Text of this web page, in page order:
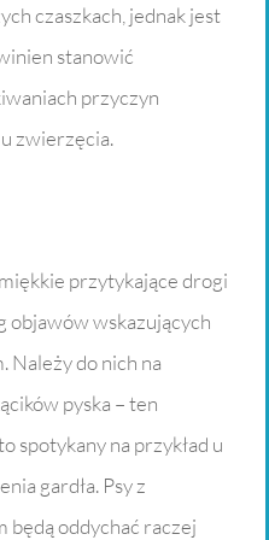
czaszkach, jednak jest
stanowić
przyczyn
zwierzęcia.
przytykające drogi
objawów wskazujących
Należy do nich na
pyska – ten
spotykany na przykład u
gardła. Psy z
będą oddychać raczej